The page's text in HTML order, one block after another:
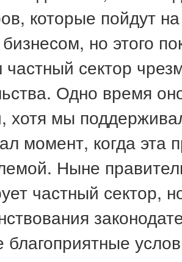
которые пойдут
но этого
сектор
Одно время
хотя мы
момент, когда эта
Ныне
частный сектор,
благоприятные